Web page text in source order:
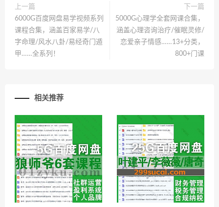
上一篇
6000G百度网盘易学视频系列
课程合集，涵盖百家易学/八
字命理/风水八卦/易经奇门遁
甲……全系列！
下一篇
5000G心理学全套网课合集，
涵盖心理咨询治疗/催眠灵修/
恋爱亲子情感……13+分类，
800+门课
相关推荐